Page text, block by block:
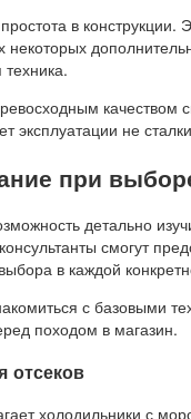
в конструкции.
качеством
эксплуатации не
при
детально
смогут
в каждой
с базовыми
походом в магазин.
отсеков
холодильники с